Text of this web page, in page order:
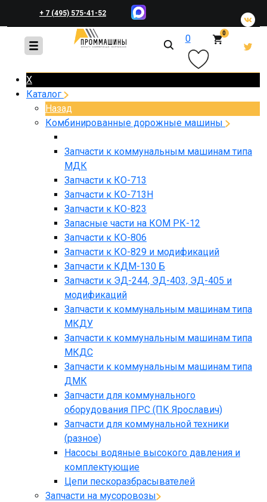
+ 7 (495) 575-41-52
+ 7 (495) 648-45-83 0 0
X
Каталог
Назад
Комбинированные дорожные машины
Запчасти к коммунальным машинам типа
МДК
Запчасти к КО-713
Запчасти к КО-713Н
Запчасти к КО-823
Запасные части на КОМ РК-12
Запчасти к КО-806
Запчасти к КО-829 и модификаций
Запчасти к КДМ-130 Б
Запчасти к ЭД-244, ЭД-403, ЭД-405 и
модификаций
Запчасти к коммунальным машинам типа
МКДУ
Запчасти к коммунальным машинам типа
МКДС
Запчасти к коммунальным машинам типа
ДМК
Запчасти для коммунального
оборудования ПРС (ПК Ярославич)
Запчасти для коммунальной техники
(разное)
Насосы водяные высокого давления и
комплектующие
Цепи пескоразбрасывателей
Запчасти на мусоровозы